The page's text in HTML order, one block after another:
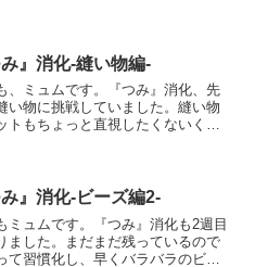
芸キットのこと。まだ...
み』消化-縫い物編-
、ミュムです。『つみ』消化、先
い物に挑戦していました。縫い物
トもちょっと直視したくないくら
ったのでしょうか…...
み』消化-ビーズ編2-
ミュムです。『つみ』消化も2週目
ました。まだまだ残っているので
て習慣化し、早くバラバラのビー